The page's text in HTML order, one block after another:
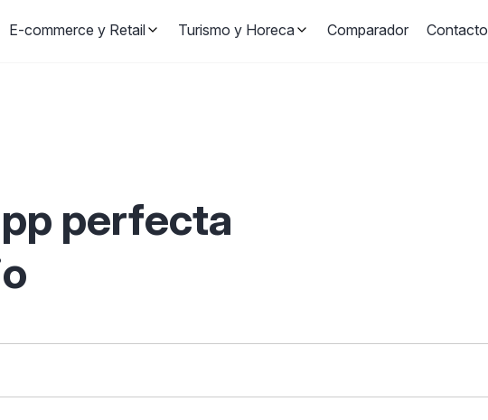
E-commerce y Retail Turismo y Horeca Comparador Contacto
perfecta